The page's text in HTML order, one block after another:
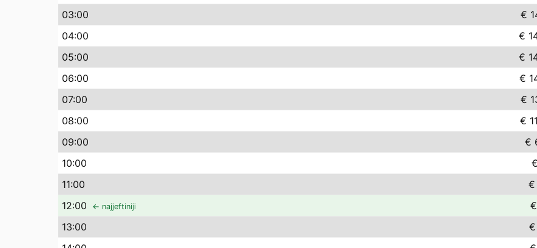
03:00 €
04:00 €
05:00 €
06:00 €
07:00 €
08:00 €
09:00 €
10:00
11:00 €
12:00 ← najjeftiniji
13:00 €